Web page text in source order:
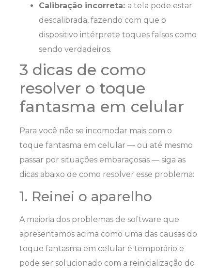
Calibração incorreta: a tela pode estar
descalibrada, fazendo com que o
dispositivo intérprete toques falsos como
sendo verdadeiros.
3 dicas de como
resolver o toque
fantasma em celular
Para você não se incomodar mais com o
toque fantasma em celular — ou até mesmo
passar por situações embaraçosas — siga as
dicas abaixo de como resolver esse problema:
1. Reinei o aparelho
A maioria dos problemas de software que
apresentamos acima como uma das causas do
toque fantasma em celular é temporário e
pode ser solucionado com a reinicialização do